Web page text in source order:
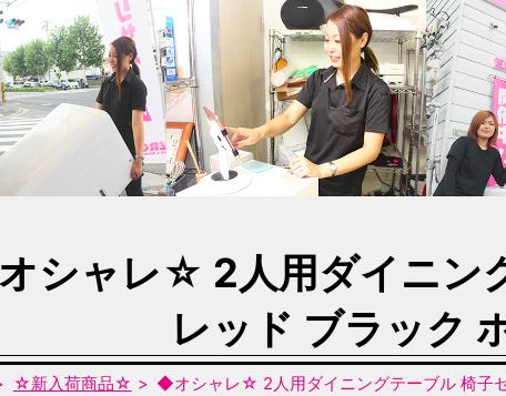
シャレ☆ 2人用ダイニン
レッド ブラック
☆新入荷商品☆ ◆オシャレ☆ 2人用ダイニングテーブル 椅子